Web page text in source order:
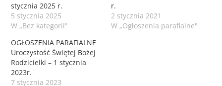
stycznia 2025 r.
5 stycznia 2025
W „Bez kategorii"
r.
2 stycznia 2021
W „Ogłoszenia parafialne"
OGŁOSZENIA PARAFIALNE
Uroczystość Świętej Bożej
Rodzicielki – 1 stycznia
2023r.
7 stycznia 2023